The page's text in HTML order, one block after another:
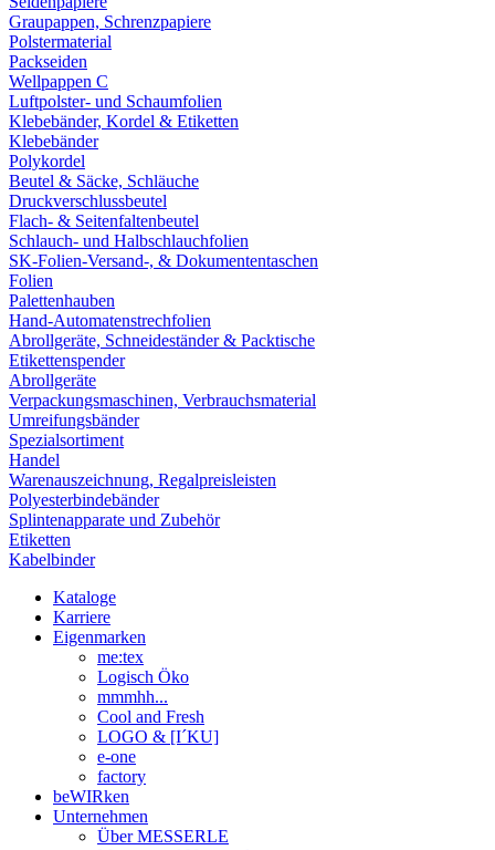
Graupappen, Schrenzpapiere
Polstermaterial
Packseiden
Wellpappen C
Luftpolster- und Schaumfolien
Klebebänder, Kordel & Etiketten
Klebebänder
Polykordel
Beutel & Säcke, Schläuche
Druckverschlussbeutel
Flach- & Seitenfaltenbeutel
Schlauch- und Halbschlauchfolien
SK-Folien-Versand-, & Dokumententaschen
Folien
Palettenhauben
Hand-Automatenstrechfolien
Abrollgeräte, Schneideständer & Packtische
Etikettenspender
Abrollgeräte
Verpackungsmaschinen, Verbrauchsmaterial
Umreifungsbänder
Spezialsortiment
Handel
Warenauszeichnung, Regalpreisleisten
Polyesterbindebänder
Splintenapparate und Zubehör
Etiketten
Kabelbinder
Kataloge
Karriere
Eigenmarken
me:tex
Logisch Öko
mmmhh...
Cool and Fresh
LOGO & [I´KU]
e-one
factory
beWIRken
Unternehmen
Über MESSERLE